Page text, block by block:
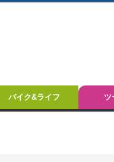
バイク&ライフ ツ